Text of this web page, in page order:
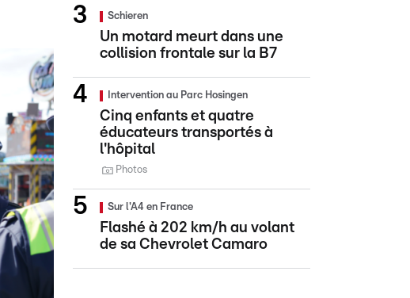
Schieren
Un motard meurt dans une
collision frontale sur la B7
Intervention au Parc Hosingen
Cinq enfants et quatre
éducateurs transportés à
l'hôpital
Photos
Sur l'A4 en France
Flashé à 202 km/h au volant
de sa Chevrolet Camaro